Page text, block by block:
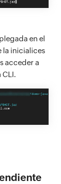
en el
la inicialices
acceder a
CLI.